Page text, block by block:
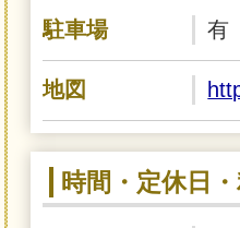
駐車場 有
地図
時間・定休日